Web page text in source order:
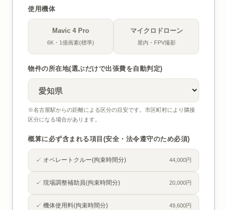
使用機体
Mavic 4 Pro
6K・1億画素(標準)
マイクロドローン
屋内・FPV撮影
物件の所在地(選ぶだけで出張費を自動判定)
※名古屋駅からの距離による区分の目安です。市区町村により隣接
区分になる場合があります。
概算に必ず含まれる項目(安全・法令遵守のため必須)
✓ オペレートクルー(拘束時間分) 44,000円
✓ 現場調整補助員(拘束時間分) 20,000円
✓ 機体使用料(拘束時間分) 49,600円